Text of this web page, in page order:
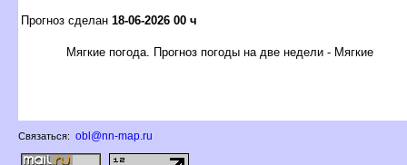
Прогноз сделан 18-06-2026 00 ч
Мягкие погода. Прогноз погоды на две недели - Мягкие
Связаться: obl@nn-map.ru